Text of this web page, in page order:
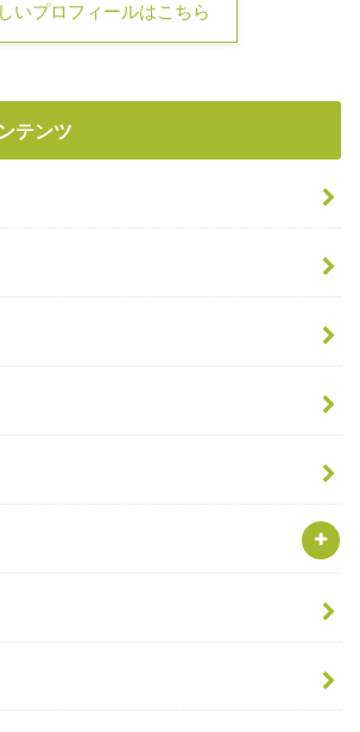
いプロフィールはこちら
テンツ